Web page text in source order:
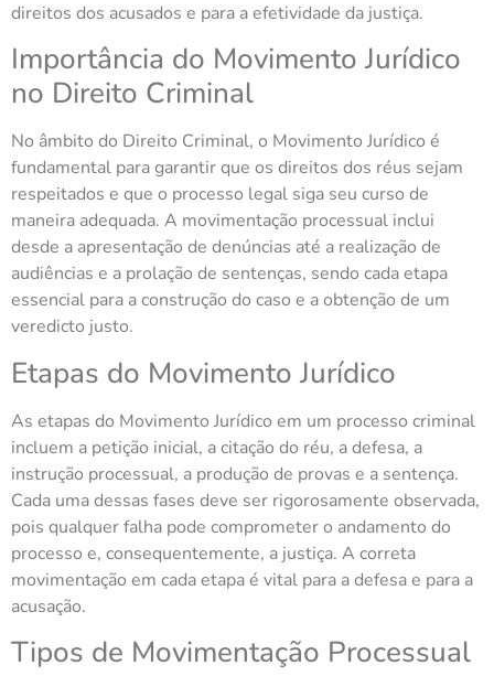
direitos dos acusados e para a efetividade da justiça.
Importância do Movimento Jurídico
no Direito Criminal
No âmbito do Direito Criminal, o Movimento Jurídico é
fundamental para garantir que os direitos dos réus sejam
respeitados e que o processo legal siga seu curso de
maneira adequada. A movimentação processual inclui
desde a apresentação de denúncias até a realização de
audiências e a prolação de sentenças, sendo cada etapa
essencial para a construção do caso e a obtenção de um
veredicto justo.
Etapas do Movimento Jurídico
As etapas do Movimento Jurídico em um processo criminal
incluem a petição inicial, a citação do réu, a defesa, a
instrução processual, a produção de provas e a sentença.
Cada uma dessas fases deve ser rigorosamente observada,
pois qualquer falha pode comprometer o andamento do
processo e, consequentemente, a justiça. A correta
movimentação em cada etapa é vital para a defesa e para a
acusação.
Tipos de Movimentação Processual